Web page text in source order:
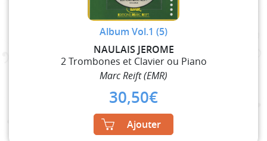
Album Vol.1 (5)
NAULAIS JEROME
2 Trombones et Clavier ou Piano
Marc Reift (EMR)
30,50€
Ajouter